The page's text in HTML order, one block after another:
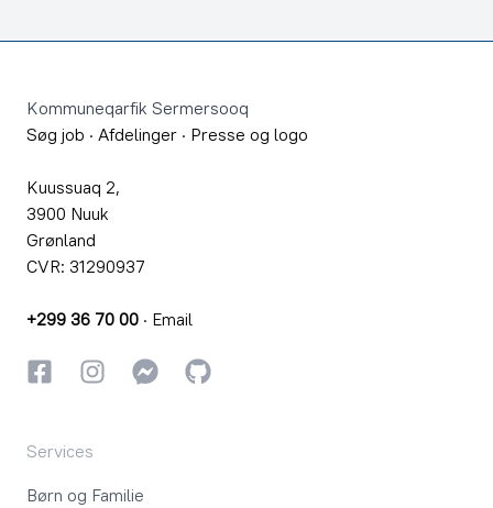
Kommuneqarfik Sermersooq
Søg job · Afdelinger · Presse og logo
Kuussuaq 2,
3900 Nuuk
Grønland
CVR: 31290937
+299 36 70 00 · Email
FacebookInstagramInstagram
GitHub
Services
Børn og Familie